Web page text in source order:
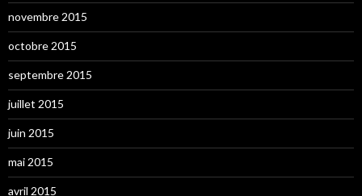
novembre 2015
octobre 2015
septembre 2015
juillet 2015
juin 2015
mai 2015
avril 2015